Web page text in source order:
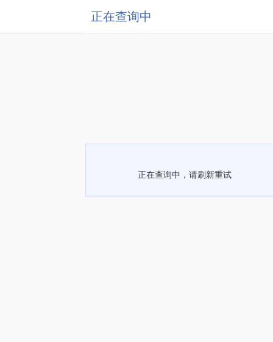
正在查询中
正在查询中，请刷新重试